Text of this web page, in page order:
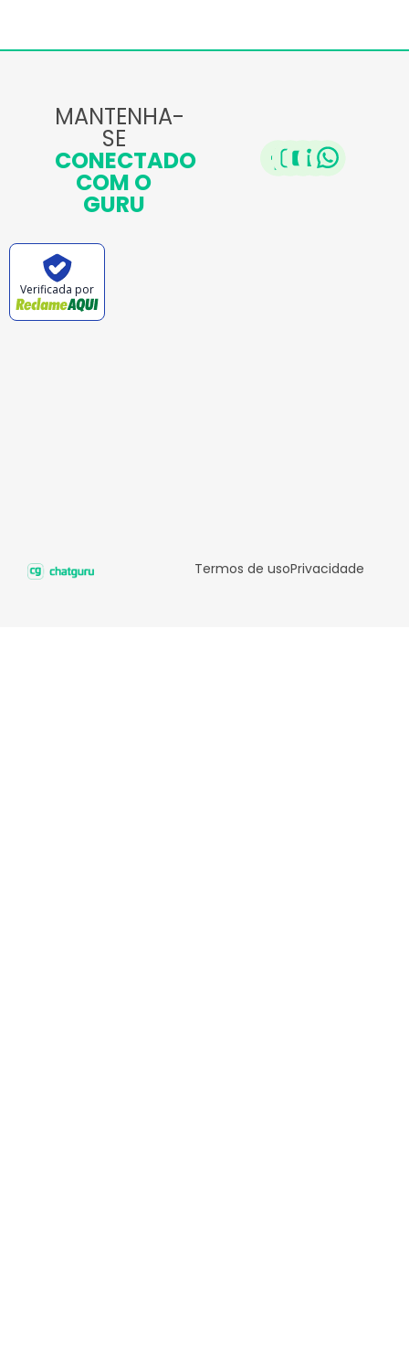
MANTENHA-
SE
CONECTADO
COM O
GURU
Verificada por
Termos de usoPrivacidade